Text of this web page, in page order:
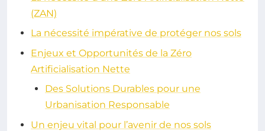
(ZAN)
La nécessité impérative de protéger nos sols
Enjeux et Opportunités de la Zéro
Artificialisation Nette
Des Solutions Durables pour une
Urbanisation Responsable
Un enjeu vital pour l’avenir de nos sols